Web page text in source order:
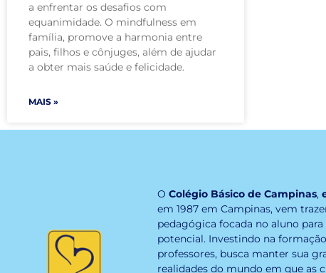
a enfrentar os desafios com
equanimidade. O mindfulness em
família, promove a harmonia entre
pais, filhos e cônjuges, além de ajudar
a obter mais saúde e felicidade.
MAIS »
O Colégio Básico de Campinas,
em 1987 em Campinas, vem
pedagógica focada no aluno
potencial. Investindo na
professores, busca manter sua
realidades do mundo em que as